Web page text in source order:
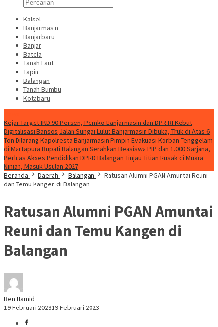
Kalsel
Banjarmasin
Banjarbaru
Banjar
Batola
Tanah Laut
Tapin
Balangan
Tanah Bumbu
Kotabaru
Kejar Target IKD 90 Persen, Pemko Banjarmasin dan DPR RI Kebut
Digitalisasi Bansos Jalan Sungai Lulut Banjarmasin Dibuka, Truk di Atas 6
Ton Dilarang Kapolresta Banjarmasin Pimpin Evakuasi Korban Tenggelam
di Martapura Bupati Balangan Serahkan Beasiswa PIP dan 1.000 Sarjana,
Perluas Akses Pendidikan DPRD Balangan Tinjau Titian Rusak di Muara
Ninian, Masuk Usulan 2027
Beranda
Daerah Balangan
Ratusan Alumni PGAN Amuntai Reuni
dan Temu Kangen di Balangan
Ratusan Alumni PGAN Amuntai
Reuni dan Temu Kangen di
Balangan
Ben Hamid
19 Februari 202319 Februari 2023